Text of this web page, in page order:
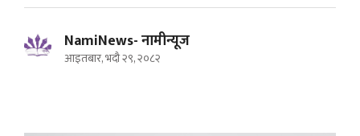
NamiNews- नामीन्यूज
आइतबार, भदौ २९, २०८२